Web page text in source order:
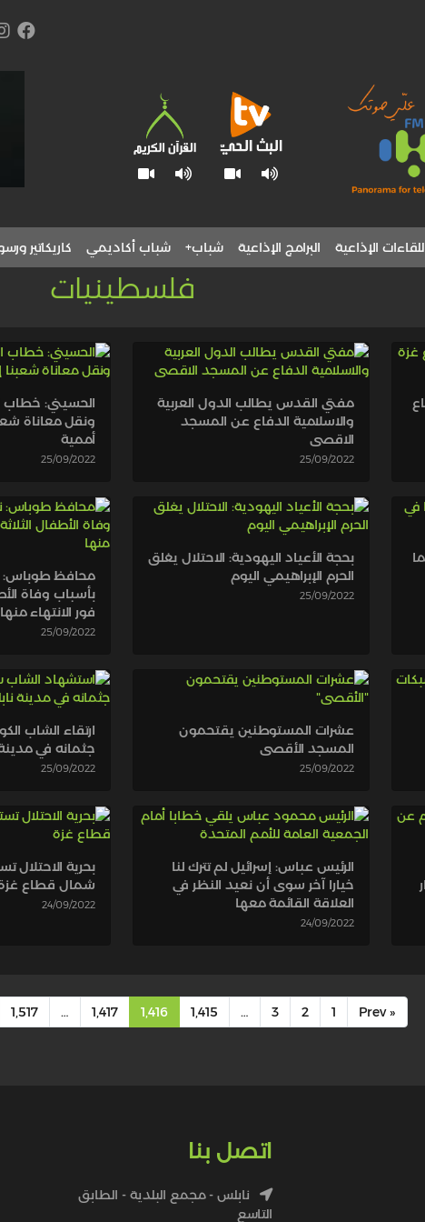
الإذاعية البرامج الإذاعية شباب+ شباب أكاديمي كاريكاتير
فلسطينيات
مفتي القدس يطالب الدول العربية
والاسلامية الدفاع عن المسجد
الاقصى
25/09/2022
الحسيني: خطاب
ونقل معاناة
أممية
25/09/2022
بحجة الأعياد اليهودية: الاحتلال يغلق
الحرم الإبراهيمي اليوم
25/09/2022
محافظ طوباس:
بأسباب وفاة
فور الانتهاء منها
25/09/2022
عشرات المستوطنين يقتحمون
المسجد الأقصى
25/09/2022
ارتقاء الشاب
جثمانه في
25/09/2022
الرئيس عباس: إسرائيل لم تترك لنا
خيارا آخر سوى أن نعيد النظر في
العلاقة القائمة معها
24/09/2022
بحرية الاحتلال
شمال قطاع
24/09/2022
« Prev
1
2
3
… 1٬415 1٬416 1٬417 … 1٬517
اتصل بنا
نابلس - مجمع البلدية - الطابق
التاسع